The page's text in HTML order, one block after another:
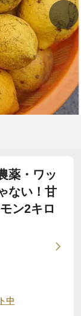
薬・ワッ
ない！甘
ン2キロ
中